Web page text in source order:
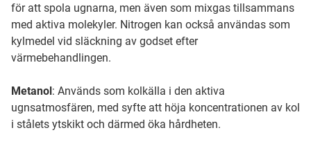
för att spola ugnarna, men även som mixgas tillsammans
med aktiva molekyler. Nitrogen kan också användas som
kylmedel vid släckning av godset efter
värmebehandlingen.
Metanol: Används som kolkälla i den aktiva
ugnsatmosfären, med syfte att höja koncentrationen av kol
i stålets ytskikt och därmed öka hårdheten.